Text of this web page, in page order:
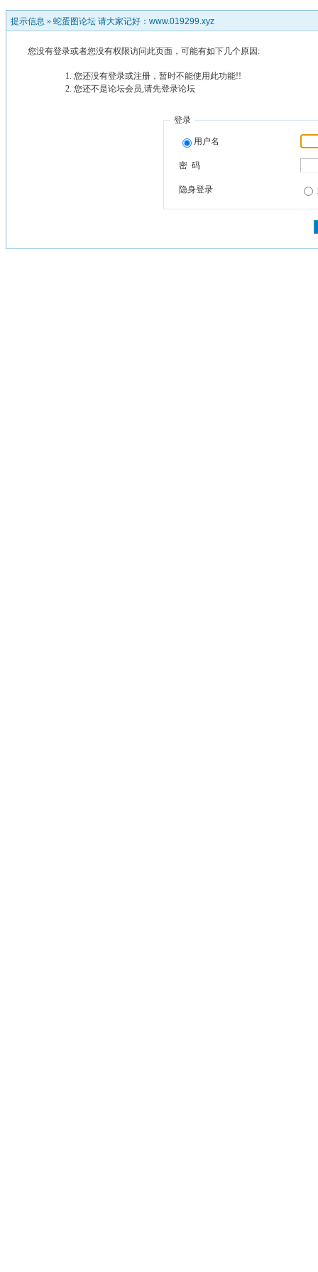
提示信息 » 蛇蛋图论坛 请大家记好：www.019299.xyz
您没有登录或者您没有权限访问此页面，可能有如下几个原因:
您还没有登录或注册，暂时不能使用此功能!!
您还不是论坛会员,请先登录论坛
登录
用户名
密 码
隐身登录